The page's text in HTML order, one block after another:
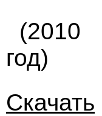
(2010
год)
Скачать